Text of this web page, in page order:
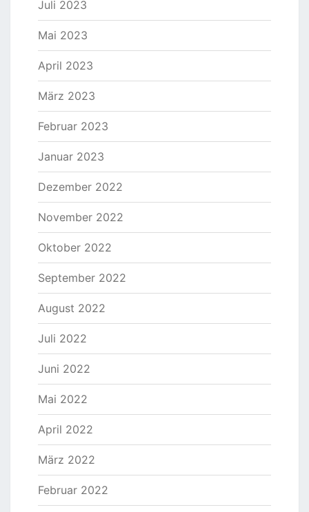
Juli 2023
Mai 2023
April 2023
März 2023
Februar 2023
Januar 2023
Dezember 2022
November 2022
Oktober 2022
September 2022
August 2022
Juli 2022
Juni 2022
Mai 2022
April 2022
März 2022
Februar 2022